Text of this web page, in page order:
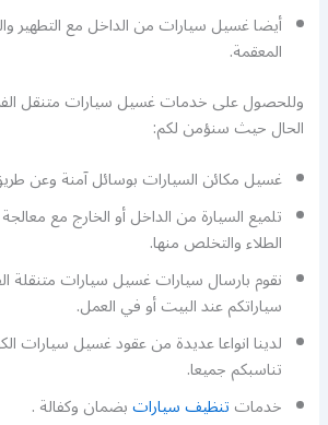
أيضا غسيل سيارات من الداخل مع التطهير
المعقمة.
وللحصول على خدمات غسيل سيارات متنقل
الحال حيث سنؤمن لكم:
غسيل مكائن السيارات بوسائل آمنة وعن
تلميع السيارة من الداخل أو الخارج مع
الطلاء والتخلص منها.
نقوم بارسال سيارات غسيل سيارات متنقلة
سياراتكم عند البيت أو في العمل.
لدينا انواعا عديدة من عقود غسيل سيارات
تناسبكم جميعا.
خدماتتنظيف سياراتبضمان وكفالة .